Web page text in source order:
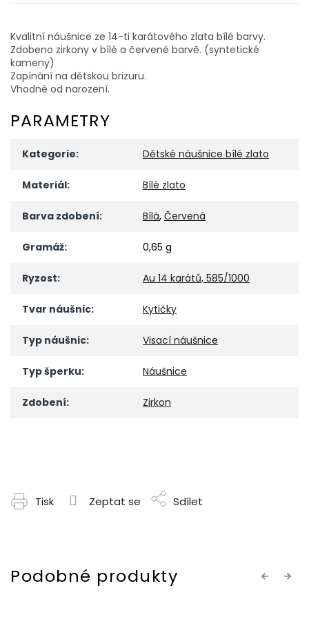
Kvalitní náušnice ze 14-ti karátového zlata bílé barvy.
Zdobeno zirkony v bílé a červené barvě. (syntetické
kameny)
Zapínání na dětskou brizuru.
Vhodné od narození.
PARAMETRY
Kategorie: Dětské náušnice bílé zlato
Materiál: Bílé zlato
Barva zdobení: Bílá, Červená
Gramáž: 0,65 g
Ryzost: Au 14 karátů, 585/1000
Tvar náušnic: Kytičky
Typ náušnic: Visací náušnice
Typ šperku: Náušnice
Zdobení: Zirkon
Tisk Zeptat se Sdílet
Previous
Next